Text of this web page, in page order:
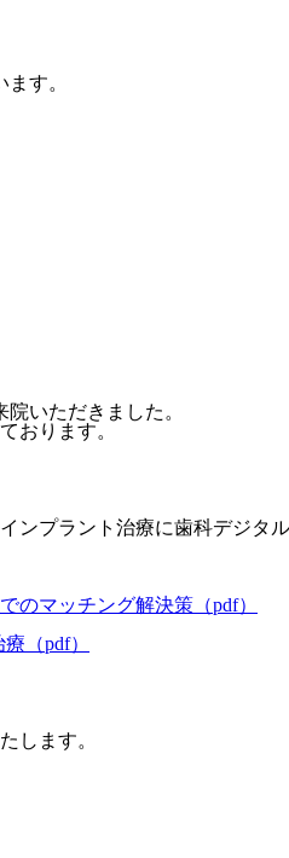
す。
いただきました。
おります。
ンプラント治療に歯科デジタ
のマッチング解決策（pdf）
（pdf）
します。